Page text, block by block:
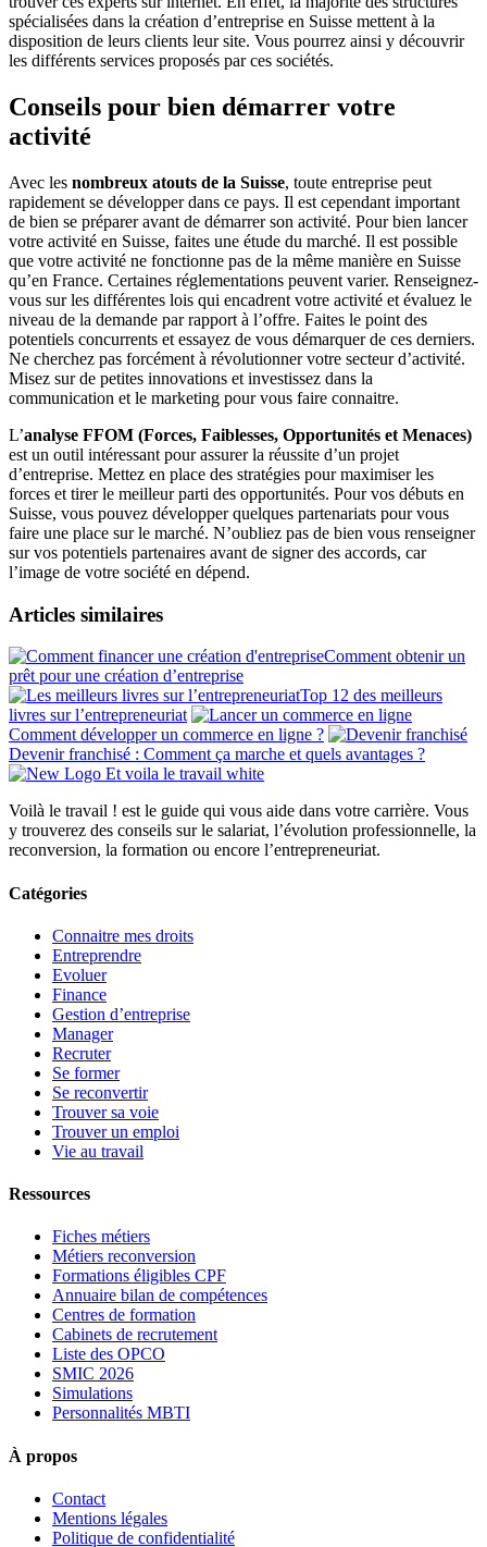
spécialisées dans la création d’entreprise en Suisse mettent à la
disposition de leurs clients leur site. Vous pourrez ainsi y découvrir
les différents services proposés par ces sociétés.
Conseils pour bien démarrer votre
activité
Avec les nombreux atouts de la Suisse, toute entreprise peut
rapidement se développer dans ce pays. Il est cependant important
de bien se préparer avant de démarrer son activité. Pour bien lancer
votre activité en Suisse, faites une étude du marché. Il est possible
que votre activité ne fonctionne pas de la même manière en Suisse
qu’en France. Certaines réglementations peuvent varier. Renseignez-
vous sur les différentes lois qui encadrent votre activité et évaluez le
niveau de la demande par rapport à l’offre. Faites le point des
potentiels concurrents et essayez de vous démarquer de ces derniers.
Ne cherchez pas forcément à révolutionner votre secteur d’activité.
Misez sur de petites innovations et investissez dans la
communication et le marketing pour vous faire connaitre.
L’analyse FFOM (Forces, Faiblesses, Opportunités et Menaces)
est un outil intéressant pour assurer la réussite d’un projet
d’entreprise. Mettez en place des stratégies pour maximiser les
forces et tirer le meilleur parti des opportunités. Pour vos débuts en
Suisse, vous pouvez développer quelques partenariats pour vous
faire une place sur le marché. N’oubliez pas de bien vous renseigner
sur vos potentiels partenaires avant de signer des accords, car
l’image de votre société en dépend.
Articles similaires
Comment obtenir un
prêt pour une création d’entreprise
Top 12 des meilleurs
livres sur l’entrepreneuriat
Comment développer un commerce en ligne ?
Devenir franchisé : Comment ça marche et quels avantages ?
Voilà le travail ! est le guide qui vous aide dans votre carrière. Vous
y trouverez des conseils sur le salariat, l’évolution professionnelle, la
reconversion, la formation ou encore l’entrepreneuriat.
Catégories
Connaitre mes droits
Entreprendre
Evoluer
Finance
Gestion d’entreprise
Manager
Recruter
Se former
Se reconvertir
Trouver sa voie
Trouver un emploi
Vie au travail
Ressources
Fiches métiers
Métiers reconversion
Formations éligibles CPF
Annuaire bilan de compétences
Centres de formation
Cabinets de recrutement
Liste des OPCO
SMIC 2026
Simulations
Personnalités MBTI
À propos
Contact
Mentions légales
Politique de confidentialité